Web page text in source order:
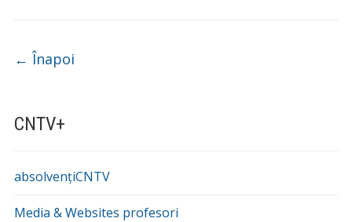
CNTV+
absolvențiCNTV
Media & Websites profesori
Navigare
← Înapoi